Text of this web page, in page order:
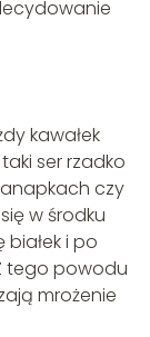
kawałek
ser rzadko
czy
w środku
i po
tego powodu
mrożenie